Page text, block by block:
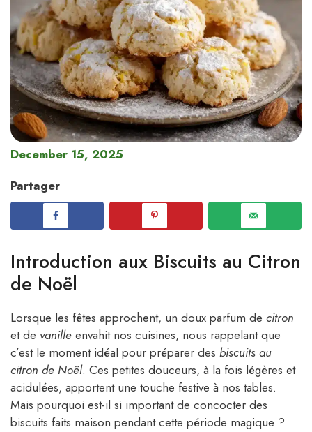
December 15, 2025
Partager
Introduction aux Biscuits au Citron
de Noël
Lorsque les fêtes approchent, un doux parfum de citron
et de vanille envahit nos cuisines, nous rappelant que
c’est le moment idéal pour préparer des biscuits au
citron de Noël. Ces petites douceurs, à la fois légères et
acidulées, apportent une touche festive à nos tables.
Mais pourquoi est-il si important de concocter des
biscuits faits maison pendant cette période magique ?